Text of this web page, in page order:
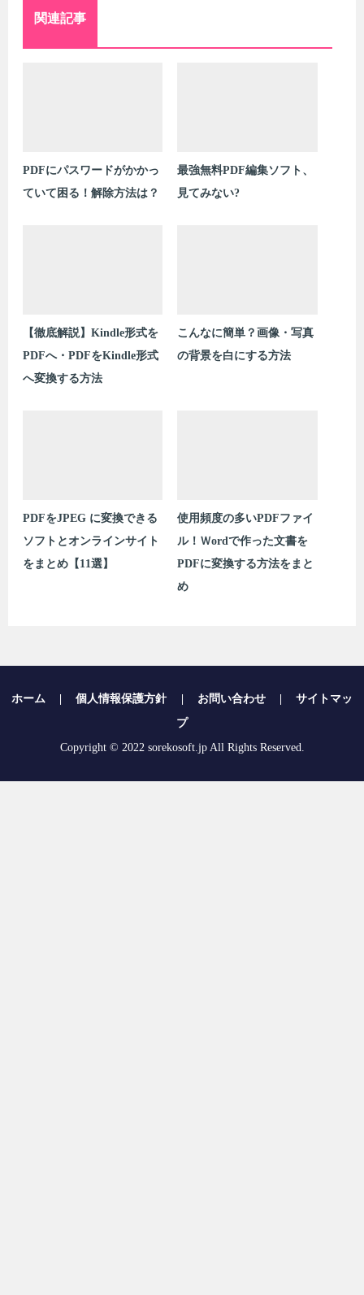
関連記事
PDFにパスワードがかかっ
ていて困る！解除方法は？
最強無料PDF編集ソフト、
見てみない?
【徹底解説】Kindle形式を
PDFへ・PDFをKindle形式
へ変換する方法
こんなに簡単？画像・写真
の背景を白にする方法
PDFをJPEG に変換できる
ソフトとオンラインサイト
をまとめ【11選】
使用頻度の多いPDFファイ
ル！Ｗordで作った文書を
PDFに変換する方法をまと
め
ホーム 個人情報保護方針 お問い合わせ
サイトマッ
プ
Copyright © 2022 sorekosoft.jp All Rights Reserved.